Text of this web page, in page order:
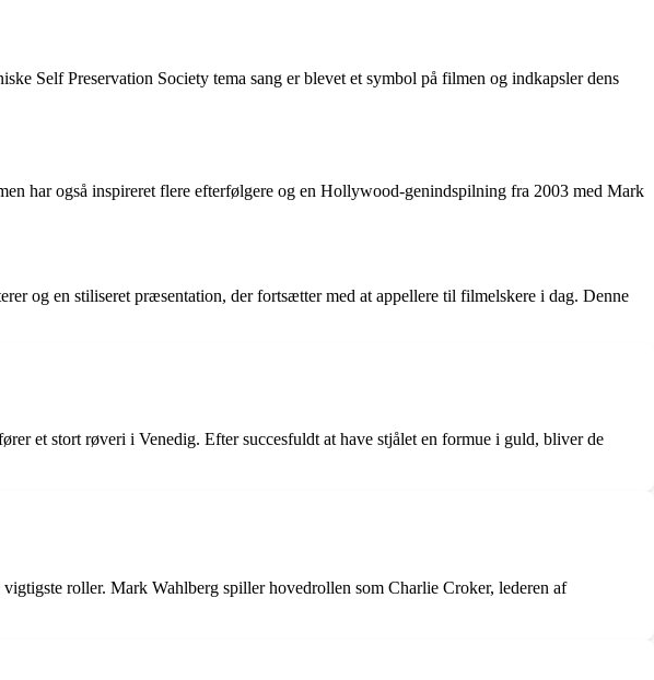
Self Preservation Society tema sang er blevet et symbol på filmen og indkapsler dens
har også inspireret flere efterfølgere og en Hollywood-genindspilning fra 2003 med Mark
og en stiliseret præsentation, der fortsætter med at appellere til filmelskere i dag. Denne
et stort røveri i Venedig. Efter succesfuldt at have stjålet en formue i guld, bliver de
roller. Mark Wahlberg spiller hovedrollen som Charlie Croker, lederen af